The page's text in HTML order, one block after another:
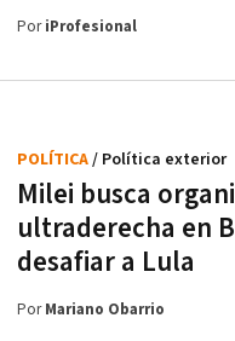
PoriProfesional
Milei busca
ultraderecha en
desafiar a Lula
POLÍTICA/ Política exterior
PorMariano Obarrio